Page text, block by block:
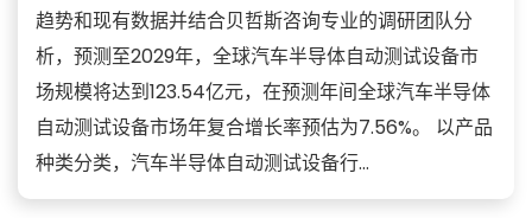
趋势和现有数据并结合贝哲斯咨询专业的调研团队分
析，预测至2029年，全球汽车半导体自动测试设备市
场规模将达到123.54亿元，在预测年间全球汽车半导体
自动测试设备市场年复合增长率预估为7.56%。 以产品
种类分类，汽车半导体自动测试设备行...